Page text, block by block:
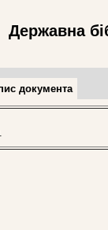
Державна
документа